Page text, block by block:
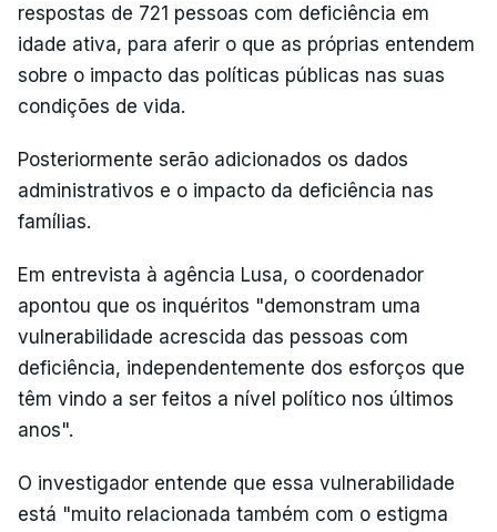
respostas de 721 pessoas com deficiência em
idade ativa, para aferir o que as próprias entendem
sobre o impacto das políticas públicas nas suas
condições de vida.
Posteriormente serão adicionados os dados
administrativos e o impacto da deficiência nas
famílias.
Em entrevista à agência Lusa, o coordenador
apontou que os inquéritos "demonstram uma
vulnerabilidade acrescida das pessoas com
deficiência, independentemente dos esforços que
têm vindo a ser feitos a nível político nos últimos
anos".
O investigador entende que essa vulnerabilidade
está "muito relacionada também com o estigma